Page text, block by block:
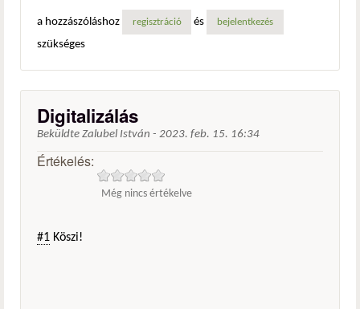
a hozzászóláshoz regisztráció és bejelentkezés
szükséges
Digitalizálás
Beküldte Zalubel István - 2023. feb. 15. 16:34
Értékelés:
Még nincs értékelve
#1 Köszi!